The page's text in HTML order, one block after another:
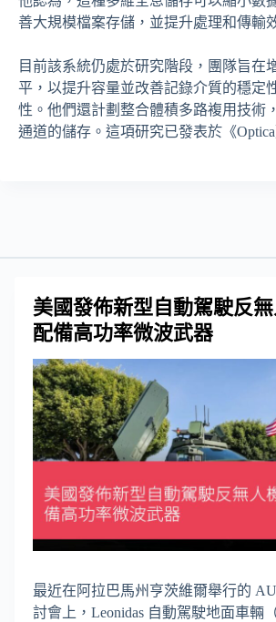
善大規模檔案存儲，並提升處理和傳輸
目前該系統仍處於研究階段，團隊旨在
平，以提升容量並改善記錄介質的穩定
性。他們還計劃整合體積多路複用技術
通道的儲存。這項研究已發表於《Optica
美國發佈新型自動駕駛反無
配備高功率微波武器
最近在阿拉巴馬州亨茨維爾舉行的
討會上，Leonidas 自動駕駛地面車輛